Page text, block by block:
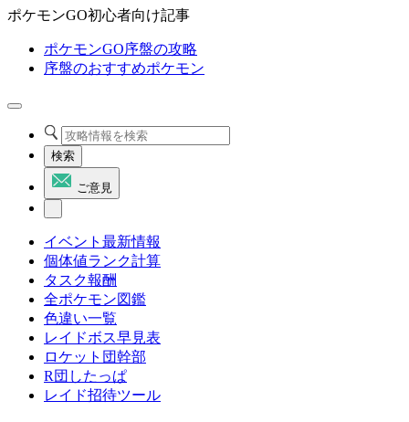
ポケモンGO初心者向け記事
ポケモンGO序盤の攻略
序盤のおすすめポケモン
検索
ご意見
イベント最新情報
個体値ランク計算
タスク報酬
全ポケモン図鑑
色違い一覧
レイドボス早見表
ロケット団幹部
R団したっぱ
レイド招待ツール